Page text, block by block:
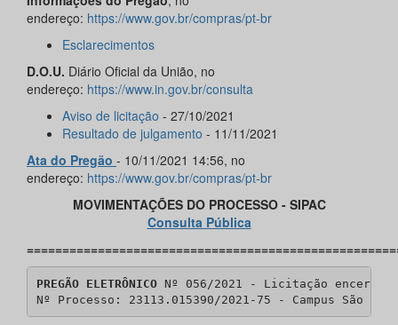
endereço: https://www.gov.br/compras/pt-br
Esclarecimentos
D.O.U. Diário Oficial da União, no
endereço: https://www.in.gov.br/consulta
Aviso de licitação - 27/10/2021
Resultado de julgamento - 11/11/2021
Ata do Pregão - 10/11/2021 14:56, no
endereço: https://www.gov.br/compras/pt-br
MOVIMENTAÇÕES DO PROCESSO - SIPAC
Consulta Pública
PREGÃO ELETRÔNICO Nº 056/2021 - Licitação encerrada
Nº Processo: 23113.015390/2021-75 - Campus São